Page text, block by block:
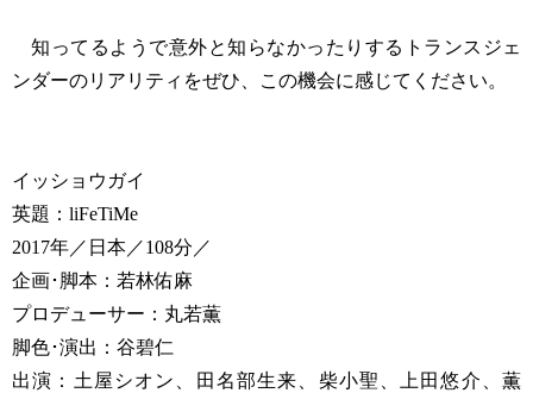
知ってるようで意外と知らなかったりするトランスジェ
ンダーのリアリティをぜひ、この機会に感じてください。
イッショウガイ
英題：liFeTiMe
2017年／日本／108分／
企画･脚本：若林佑麻
プロデューサー：丸若薫
脚色･演出：谷碧仁
出演：土屋シオン、田名部生来、柴小聖、上田悠介、薫